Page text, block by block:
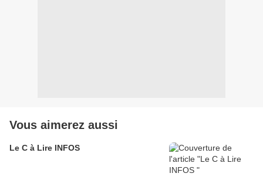
Vous aimerez aussi
Le C à Lire INFOS